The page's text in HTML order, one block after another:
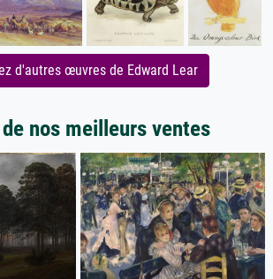
d'autres œuvres de Edward Lear
nos meilleurs ventes